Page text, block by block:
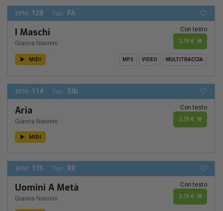
BPM: 128 Ton.: FA
I Maschi
Gianna Nannini
Con testo
2,19 €
MIDI MP3 VIDEO MULTITRACCIA
BPM: 114 Ton.: SIb
Aria
Gianna Nannini
Con testo
2,19 €
MIDI
BPM: 115 Ton.: RE
Uomini A Metà
Gianna Nannini
Con testo
2,19 €